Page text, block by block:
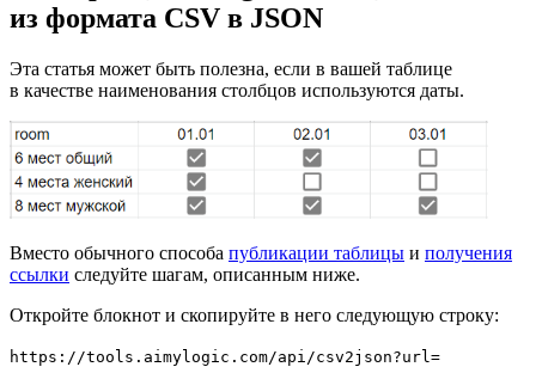
из формата CSV в JSON
Эта статья может быть полезна, если в вашей таблице
в качестве наименования столбцов используются даты.
Вместо обычного способа публикации таблицы и получения
ссылки следуйте шагам, описанным ниже.
Откройте блокнот и скопируйте в него следующую строку:
https://tools.aimylogic.com/api/csv2json?url=